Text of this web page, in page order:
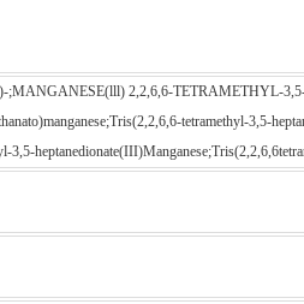
;MANGANESE(lll) 2,2,6,6-TETRAMETHYL-
tetramethyl-3,5-
3,5-